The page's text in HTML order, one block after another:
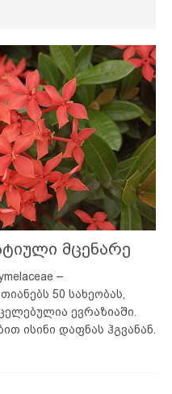
მცენარე
–
50 სახეობას,
ევრაზიაში.
ისინი დაფნას ჰგვანან.